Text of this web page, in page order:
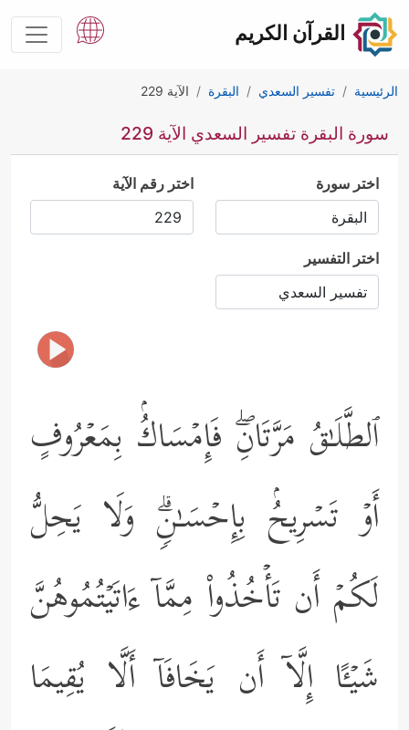
القرآن الكريم
الرئيسية تفسير السعدي البقرة الآية 229
سورة البقرة تفسير السعدي الآية 229
اختر سورة اختر رقم الآية
اختر التفسير
ٱلطَّلَـٰقُ مَرَّتَانِۖ فَإِمۡسَاكُۢ بِمَعۡرُوفٍ
أَوۡ تَسۡرِیحُۢ بِإِحۡسَـٰنࣲۗ وَلَا یَحِلُّ
لَكُمۡ أَن تَأۡخُذُواْ مِمَّاۤ ءَاتَیۡتُمُوهُنَّ
شَیۡـًٔا إِلَّاۤ أَن یَخَافَاۤ أَلَّا یُقِیمَا